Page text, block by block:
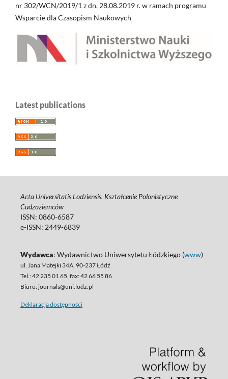
nr 302/WCN/2019/1 z dn. 28.08.2019 r. w ramach programu
Wsparcie dla Czasopism Naukowych
Latest publications
Acta Universitatis Lodziensis. Kształcenie Polonistyczne
Cudzoziemców
ISSN: 0860-6587
e-ISSN: 2449-6839
Wydawca: Wydawnictwo Uniwersytetu Łódzkiego (www)
ul. Jana Matejki 34A, 90-237 Łódź
Tel.: 42 235 01 65, fax: 42 66 55 86
Biuro: journals@uni.lodz.pl
Deklaracja dostępności